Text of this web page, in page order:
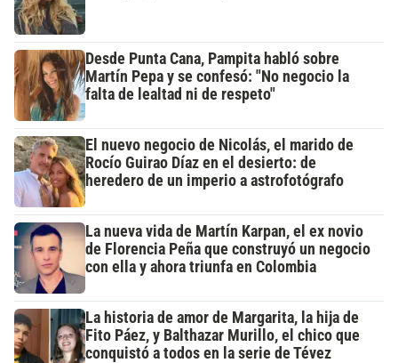
Desde Punta Cana, Pampita habló sobre
Martín Pepa y se confesó: "No negocio la
falta de lealtad ni de respeto"
El nuevo negocio de Nicolás, el marido de
Rocío Guirao Díaz en el desierto: de
heredero de un imperio a astrofotógrafo
La nueva vida de Martín Karpan, el ex novio
de Florencia Peña que construyó un negocio
con ella y ahora triunfa en Colombia
La historia de amor de Margarita, la hija de
Fito Páez, y Balthazar Murillo, el chico que
conquistó a todos en la serie de Tévez